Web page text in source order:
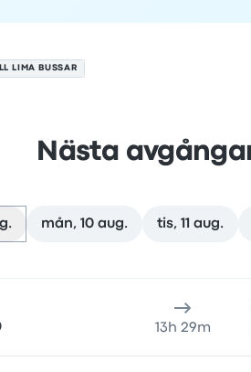
LIMA BUSSAR
Nästa
mån, 10 aug. tis, 11 aug.
13h 29m